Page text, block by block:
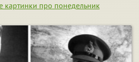
картинки про понедельник